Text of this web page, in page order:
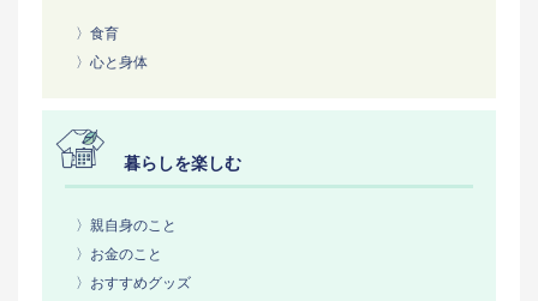
〉食育
〉心と身体
暮らしを楽しむ
〉親自身のこと
〉お金のこと
〉おすすめグッズ